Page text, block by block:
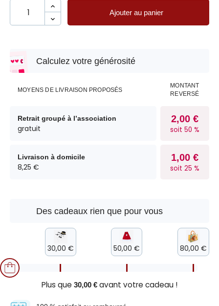
Ajouter au panier
Calculez votre générosité
MOYENS DE LIVRAISON PROPOSÉS
MONTANT
REVERSÉ
Retrait groupé à l’association
gratuit
2,00 €
soit 50 %
Livraison à domicile
8,25 €
1,00 €
soit 25 %
Des cadeaux rien que pour vous
30,00 € 50,00 € 80,00 €
Plus que 30,00 € avant votre cadeau !